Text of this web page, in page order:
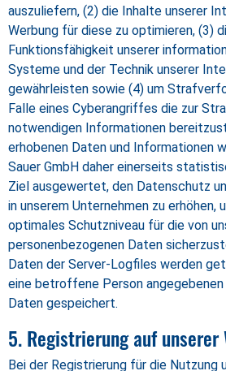
auszuliefern, (2) die Inhalte unserer
Werbung für diese zu optimieren, (3)
Funktionsfähigkeit unserer
Systeme und der Technik unserer
gewährleisten sowie (4) um
Falle eines Cyberangriffes die zur
notwendigen Informationen
erhobenen Daten und Informationen
Sauer GmbH daher einerseits
Ziel ausgewertet, den Datenschutz
in unserem Unternehmen zu erhöhen,
optimales Schutzniveau für die von
personenbezogenen Daten
Daten der Server-Logfiles werden
eine betroffene Person
Daten gespeichert.
5. Registrierung auf unserer
Bei der Registrierung für die Nutzung